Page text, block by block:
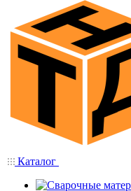
Каталог